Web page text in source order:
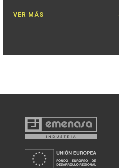
VER MÁS